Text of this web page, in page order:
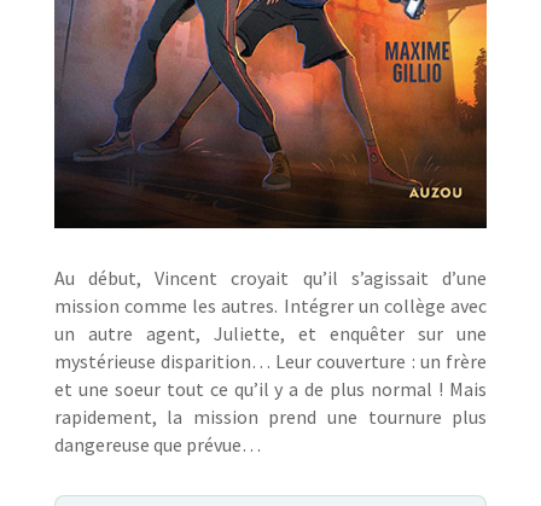
Au début, Vincent croyait qu’il s’agissait d’une
mission comme les autres. Intégrer un collège avec
un autre agent, Juliette, et enquêter sur une
mystérieuse disparition… Leur couverture : un frère
et une soeur tout ce qu’il y a de plus normal ! Mais
rapidement, la mission prend une tournure plus
dangereuse que prévue…